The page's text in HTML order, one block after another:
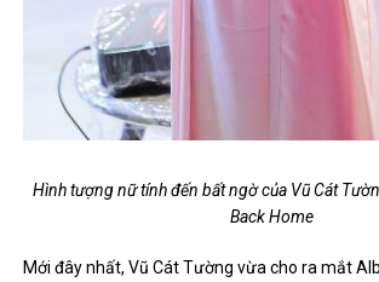
Hình tượng nữ tính đến bất ngờ của Vũ Cát
Back Home
Mới đây nhất, Vũ Cát Tường vừa cho ra mắt